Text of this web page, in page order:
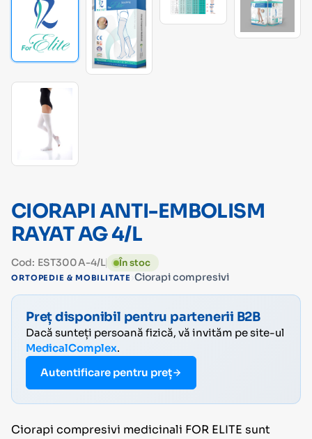
CIORAPI ANTI-EMBOLISM
RAYAT AG 4/L
Cod: EST300A-4/L În stoc
ORTOPEDIE & MOBILITATE Ciorapi compresivi
Preț disponibil pentru partenerii B2B
Dacă sunteți persoană fizică, vă invităm pe site-ul
MedicalComplex.
Autentificare pentru preț
Ciorapi compresivi medicinali FOR ELITE sunt